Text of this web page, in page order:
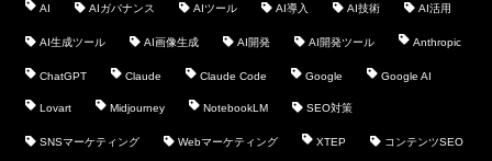
AI AIガバナンス AIツール AI導入 AI技術 AI活用
AI生成ツール AI画像生成 AI開発 AI開発ツール Anthropic
ChatGPT Claude Claude Code Google Google AI
Lovart Midjourney NotebookLM SEO対策
SNSマーケティング Webマーケティング XTEP コンテンツSEO
会社概要